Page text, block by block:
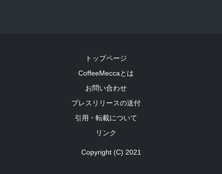
トップページ
CoffeeMeccaとは
お問い合わせ
プレスリリースの送付
引用・転載について
リンク
Copyright (C) 2021